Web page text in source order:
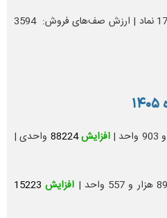
177 نماد | ارزش صف‌های فروش: 3594
افزایش88224 واحدی |
افزایش 15223